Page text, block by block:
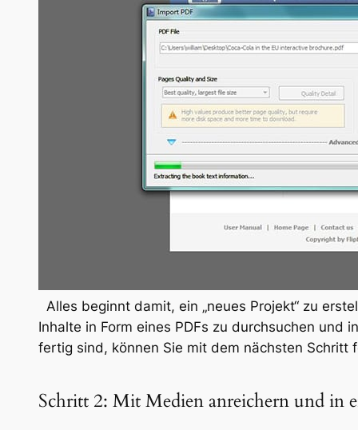
Alles beginnt damit, ein „neues Projekt“ zu
Inhalte in Form eines PDFs zu durchsuchen und
fertig sind, können Sie mit dem nächsten
Schritt 2: Mit Medien anreichern und in